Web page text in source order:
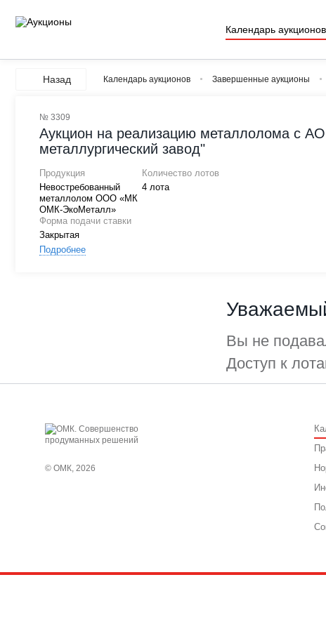
Календарь аукционов
Назад Календарь аукционов Завершенные аукционы
№ 3309
Аукцион на реализацию металлолома с АО
металлургический завод"
Продукция
Невостребованный
металлолом ООО «МК
ОМК-ЭкоМеталл»
Количество лотов
4 лота
Форма подачи ставки
Закрытая
Подробнее
Вы не
Доступ к
© ОМК, 2026